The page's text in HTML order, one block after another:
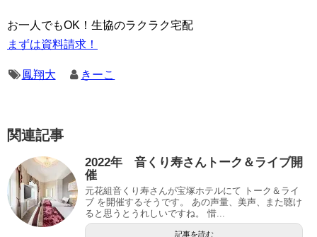
お一人でもOK！生協のラクラク宅配
まずは資料請求！
鳳翔大 きーこ
関連記事
2022年 音くり寿さんトーク＆ライブ開
催
元花組音くり寿さんが宝塚ホテルにて トーク＆ライ
ブ を開催するそうです。 あの声量、美声、また聴け
ると思うとうれしいですね。 惜...
記事を読む